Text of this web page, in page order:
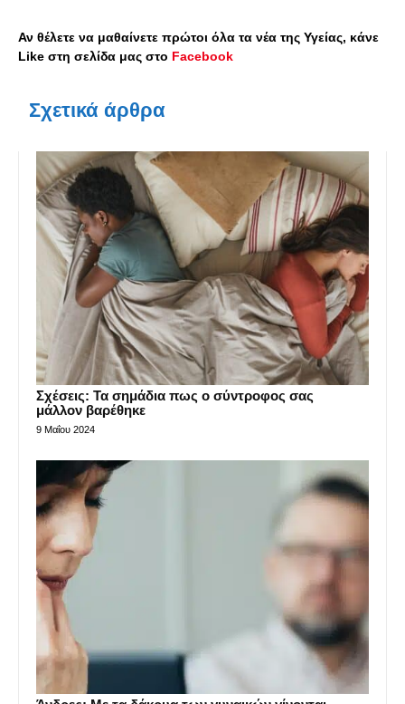
Αν θέλετε να μαθαίνετε πρώτοι όλα τα νέα της Υγείας, κάνε
Like στη σελίδα μας στο Facebook
Σχετικά άρθρα
Σχέσεις: Τα σημάδια πως ο σύντροφος σας
μάλλον βαρέθηκε
9 Μαΐου 2024